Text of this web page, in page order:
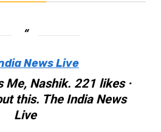
News Live
Me, Nashik. 221 likes ·
this. The India News
Live